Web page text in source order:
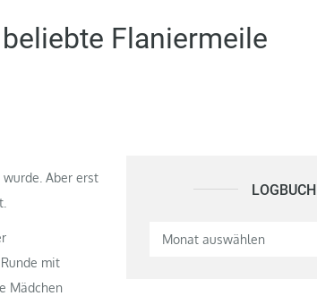
Flaniermeile
wurde. Aber erst
mit
Mädchen
LOGBUCH